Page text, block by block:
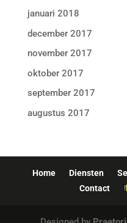
januari 2018
december 2017
november 2017
oktober 2017
september 2017
augustus 2017
Home Diensten
Contact